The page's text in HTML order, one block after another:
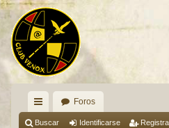
nl
Foros
Buscar Identificarse